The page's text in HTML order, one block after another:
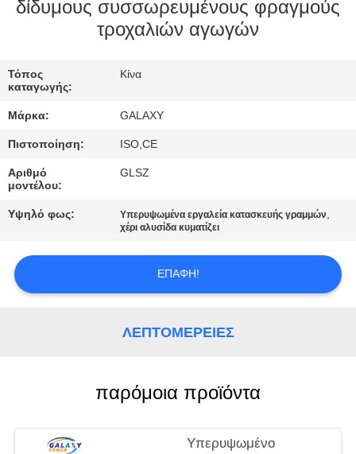
ΈΛΕΓΧΟΣ
ΕΠΙΚΟΙΝΩΝΉΣΤΕ
ΜΑΖΊ
ΜΑΣ
ΕΙΔΉΣΕΙΣ
ΥΠΟΘΈΣΕΙΣ
δίδυμους συσσωρευμένους φραγμούς
τροχαλιών αγωγών
Τόπος
καταγωγής:
Κίνα
Μάρκα: GALAXY
Πιστοποίηση: ISO,CE
Αριθμό
μοντέλου:
GLSZ
Υψηλό φως: Υπερυψωμένα εργαλεία κατασκευής γραμμών,
χέρι αλυσίδα κυματίζει
ΕΠΑΦΉ!
ΛΕΠΤΟΜΈΡΕΙΕΣ
παρόμοια προϊόντα
Υπερυψωμένο